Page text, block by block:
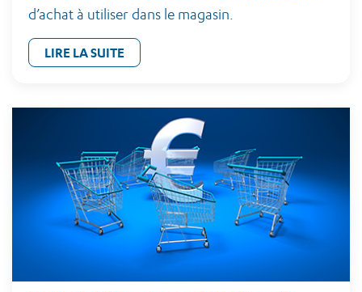
d’achat à utiliser dans le magasin.
LIRE LA SUITE